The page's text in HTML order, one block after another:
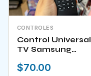
CONTROLES
Control Universal
TV Samsung
$70.00